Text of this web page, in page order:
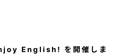
English! を開催しま